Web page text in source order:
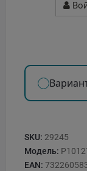
SKU: 29245
Модель:
EAN: